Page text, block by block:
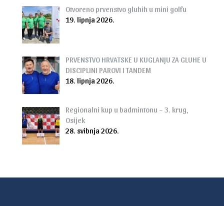
Otvoreno prvenstvo gluhih u mini golfu
19. lipnja 2026.
PRVENSTVO HRVATSKE U KUGLANJU ZA GLUHE U
DISCIPLINI PAROVI I TANDEM
18. lipnja 2026.
Regionalni kup u badmintonu – 3. krug,
Osijek
28. svibnja 2026.